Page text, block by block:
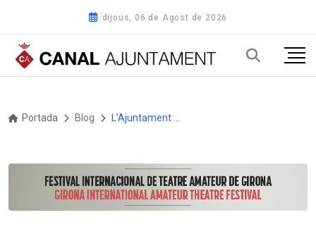
dijous, 06 de Agost de 2026
Portada Blog